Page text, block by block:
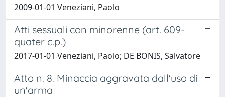
2009-01-01 Veneziani, Paolo
Atti sessuali con minorenne (art. 609-
quater c.p.)
2017-01-01 Veneziani, Paolo; DE BONIS, Salvatore
Atto n. 8. Minaccia aggravata dall'uso di
un'arma